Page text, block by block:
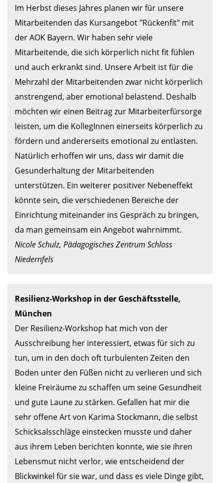
Im Herbst dieses Jahres planen wir für unsere
Mitarbeitenden das Kursangebot "Rückenfit" mit
der AOK Bayern. Wir haben sehr viele
Mitarbeitende, die sich körperlich nicht fit fühlen
und auch erkrankt sind. Unsere Arbeit ist für die
Mehrzahl der Mitarbeitenden zwar nicht körperlich
anstrengend, aber emotional belastend. Deshalb
möchten wir einen Beitrag zur Mitarbeiterfürsorge
leisten, um die KollegInnen einerseits körperlich zu
fördern und andererseits emotional zu entlasten.
Natürlich erhoffen wir uns, dass wir damit die
Gesunderhaltung der Mitarbeitenden
unterstützen. Ein weiterer positiver Nebeneffekt
könnte sein, die verschiedenen Bereiche der
Einrichtung miteinander ins Gespräch zu bringen,
Nicole Schulz, Pädagogisches Zentrum Schloss
Niedernfels
Resilienz-Workshop in der Geschäftsstelle,
München
Der Resilienz-Workshop hat mich von der
Ausschreibung her interessiert, etwas für sich zu
tun, um in den doch oft turbulenten Zeiten den
Boden unter den Füßen nicht zu verlieren und sich
kleine Freiräume zu schaffen um seine Gesundheit
und gute Laune zu stärken. Gefallen hat mir die
sehr offene Art von Karima Stockmann, die selbst
Schicksalsschläge einstecken musste und daher
aus ihrem Leben berichten konnte, wie sie ihren
Lebensmut nicht verlor, wie entscheidend der
Blickwinkel für sie war, und dass es viele Dinge gibt,